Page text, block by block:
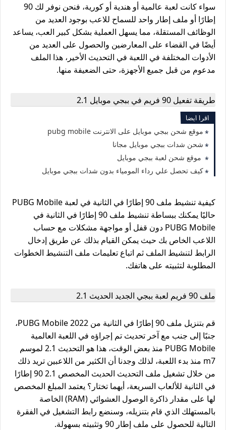
سواء كانت لعبة عالمية أو هندية أو كورية، فنحن نوفر لك 90
إطارًا أو ملف إطار واحد للسماح للاعب بوجود العديد من
الوظائف المستقلة، مما يسهل العملية بشكل كبير العب، يساعد
أيضًا في القضاء على المعارضين والحصول على العديد من
الأدوات المختلفة في اللعبة في التحديث الأخير، هذا الملف
مدعوم من قبل جميع الأجهزة، حتى الضعيفة منها.
طريقة تفعيل 90 فريم في ببجي موبايل 2.1
اقرا ايضا
موقع شحن ببجي موبايل على الانترنت pubg mobile
شحن شدات ببجي موبايل مجانا
موقع شحن لعبة ببجي موبايل
كيف تحصل علي رداء المومياء بدون شدات ببجي موبايل
كيفية تنشيط ملف 90 إطارًا في الثانية في لعبة PUBG Mobile
حاليًا يمكنك ببساطة تنشيط ملف 90 إطارًا في الثانية في
PUBG Mobile دون قفل أو مواجهة مشكلات مع حساب
اللاعب الخاص بك حيث يمكن القيام بذلك عن طريق إدخال
الرابط لتنشيط الملف ثم اتباع تعليمات ملف التنشيط الخطوات
المطلوبة لتثبيته على هاتفك.
ملف 90 فريم لعبة ببجي الجديد الحديث 2.1
قم بتنزيل ملف 90 إطارًا في الثانية من PUBG Mobile 2022،
جنبًا إلى جنب مع آخر تحديث تم إجراؤه في اللعبة العالمية
PUBG Mobile منذ بعض الوقت، هذا هو التحديث 2.1 لموسم
m7 منذ بدء اللعبة، لذلك وجدنا أن الكثير من اللاعبين تريد ذلك
من خلال تشغيل ملف التحديث الحديث المخصص 2.1 90 إطارًا
في الثانية للألعاب السريعة، أيهما تختار؟ يعتمد المبلغ المخصص
لها على مقدار ذاكرة الوصول العشوائي (RAM) الخاصة
بالمستهلك الذي قام بتنزيله، وسنضع رابط التشغيل في الفقرة
التالية للحصول على ملف إطار 90 وتثبيته بسهولة.